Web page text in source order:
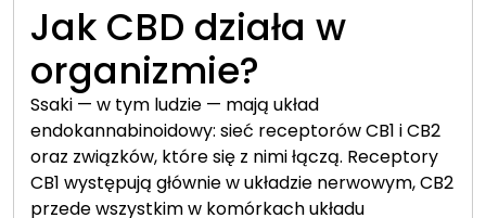
Jak CBD działa w
organizmie?
Ssaki — w tym ludzie — mają układ
endokannabinoidowy: sieć receptorów CB1 i CB2
oraz związków, które się z nimi łączą. Receptory
CB1 występują głównie w układzie nerwowym, CB2
przede wszystkim w komórkach układu